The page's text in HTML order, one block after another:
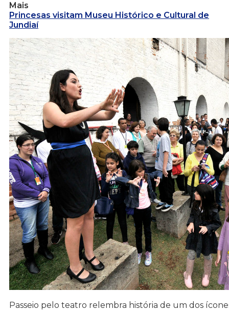
Mais
Princesas visitam Museu Histórico e Cultural de
Jundiaí
Passeio pelo teatro relembra história de um dos